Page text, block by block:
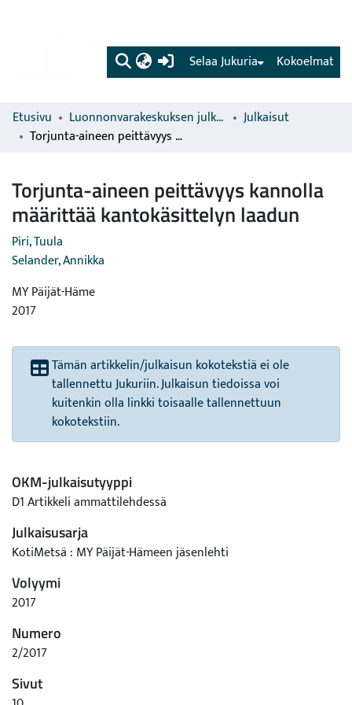
(current) Kokoelmat
Selaa Jukuria
Etusivu Luonnonvarakeskuksen julkaisut
Julkaisut
Torjunta-aineen peittävyys kannolla määrittää kantokäsittelyn laadun
Torjunta-aineen peittävyys kannolla
määrittää kantokäsittelyn laadun
Piri, Tuula
Selander, Annikka
MY Päijät-Häme
2017
Tämän artikkelin/julkaisun kokotekstiä ei ole
tallennettu Jukuriin. Julkaisun tiedoissa voi
kuitenkin olla linkki toisaalle tallennettuun
kokotekstiin.
OKM-julkaisutyyppi
D1 Artikkeli ammattilehdessä
Julkaisusarja
KotiMetsä : MY Päijät-Hämeen jäsenlehti
Volyymi
2017
Numero
2/2017
Sivut